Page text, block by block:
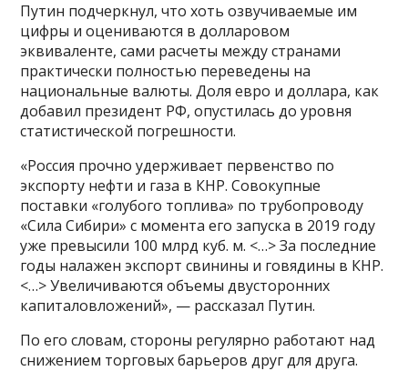
Путин подчеркнул, что хоть озвучиваемые им
цифры и оцениваются в долларовом
эквиваленте, сами расчеты между странами
практически полностью переведены на
национальные валюты. Доля евро и доллара, как
добавил президент РФ, опустилась до уровня
статистической погрешности.
«Россия прочно удерживает первенство по
экспорту нефти и газа в КНР. Совокупные
поставки «голубого топлива» по трубопроводу
«Сила Сибири» с момента его запуска в 2019 году
уже превысили 100 млрд куб. м. <…> За последние
годы налажен экспорт свинины и говядины в КНР.
<…> Увеличиваются объемы двусторонних
капиталовложений», — рассказал Путин.
По его словам, стороны регулярно работают над
снижением торговых барьеров друг для друга.